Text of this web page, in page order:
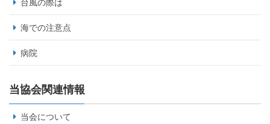
台風の際は
海での注意点
病院
当協会関連情報
当会について